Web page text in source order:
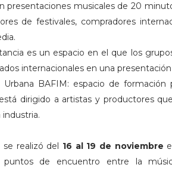
presentaciones musicales de 20
de festivales, compradores
es un espacio en el que los
internacionales en una
BAFIM: espacio de
dirigido a artistas y productores
industria.
se realizó del 16 al 19 de noviembre
puntos de encuentro entre la